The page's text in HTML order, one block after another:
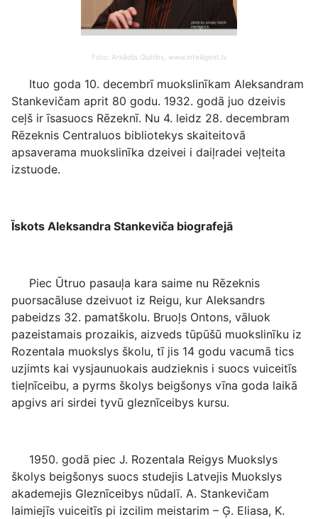
Foto: Arkādijs Gluhihs, www.intelligent.lv
Ituo goda 10. decembrī muokslinīkam Aleksandram
Stankevičam aprit 80 godu. 1932. godā juo dzeivis
ceļš ir īsasuocs Rēzeknī. Nu 4. leidz 28. decembram
Rēzeknis Centraluos bibliotekys skaiteitovā
apsaverama muokslinīka dzeivei i daiļradei veļteita
izstuode.
Īskots Aleksandra Stankeviča biografejā
Piec Ūtruo pasauļa kara saime nu Rēzeknis
puorsacāluse dzeivuot iz Reigu, kur Aleksandrs
pabeidzs 32. pamatškolu. Bruoļs Ontons, vāluok
pazeistamais prozaikis, aizveds tūpūšū muokslinīku iz
Rozentala muokslys školu, tī jis 14 godu vacumā tics
uzjimts kai vysjaunuokais audzieknis i suocs vuiceitīs
tieļnīceibu, a pyrms školys beigšonys vīna goda laikā
apgivs ari sirdei tyvū gleznīceibys kursu.
1950. godā piec J. Rozentala Reigys Muokslys
školys beigšonys suocs studejis Latvejis Muokslys
akademejis Gleznīceibys nūdalī. A. Stankevičam
laimiejīs vuiceitīs pi izcilim meistarim – Ģ. Eliasa, K.